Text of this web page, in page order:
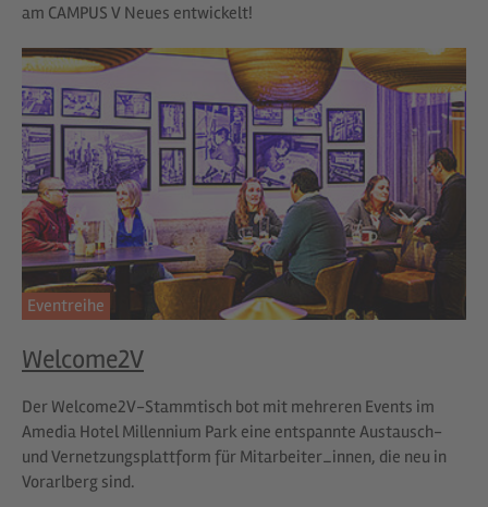
am CAMPUS V Neues entwickelt!
Eventreihe
Welcome2V
Der Welcome2V-Stammtisch bot mit mehreren Events im
Amedia Hotel Millennium Park eine entspannte Austausch-
und Vernetzungsplattform für Mitarbeiter_innen, die neu in
Vorarlberg sind.